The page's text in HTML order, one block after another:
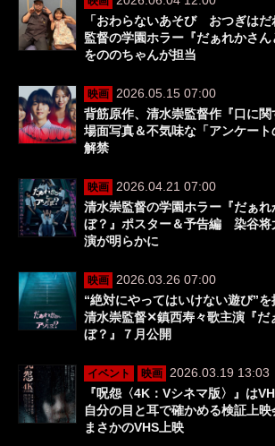
「おわらないあそび おつぎは
監督の学園ホラー『だぁれかさ
をののちゃんが担当
映画
2026.05.15 07:00
背筋原作、清水崇監督作『口に関
場面写真＆不気味な「アンケー
解禁
映画
2026.04.21 07:00
清水崇監督の学園ホラー『だぁれ
ぼ？』ポスター＆予告編 染谷将
演が明らかに
映画
2026.03.26 07:00
“絶対にやってはいけない遊び”
清水崇監督✕鎮西寿々歌主演『だ
ぼ？』７月公開
イベント 映画
2026.03.19 13:03
『呪怨〈4K：Vシネマ版〉』は
自分の目と耳で確かめる検証上
まさかのVHS上映